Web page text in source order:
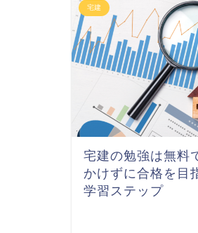
宅建
宅建の勉強は無料
かけずに合格を目
学習ステップ